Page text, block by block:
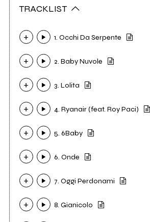
TRACKLIST
1. Occhi Da Serpente
2. Baby Nuvole
3. Lolita
4. Ryanair (feat. Roy Paci)
5. 6Baby
6. Onde
7. Oggi Perdonami
8. Gianicolo